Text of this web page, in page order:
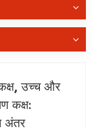
कक्ष, उच्च और
कक्ष:
अंतर